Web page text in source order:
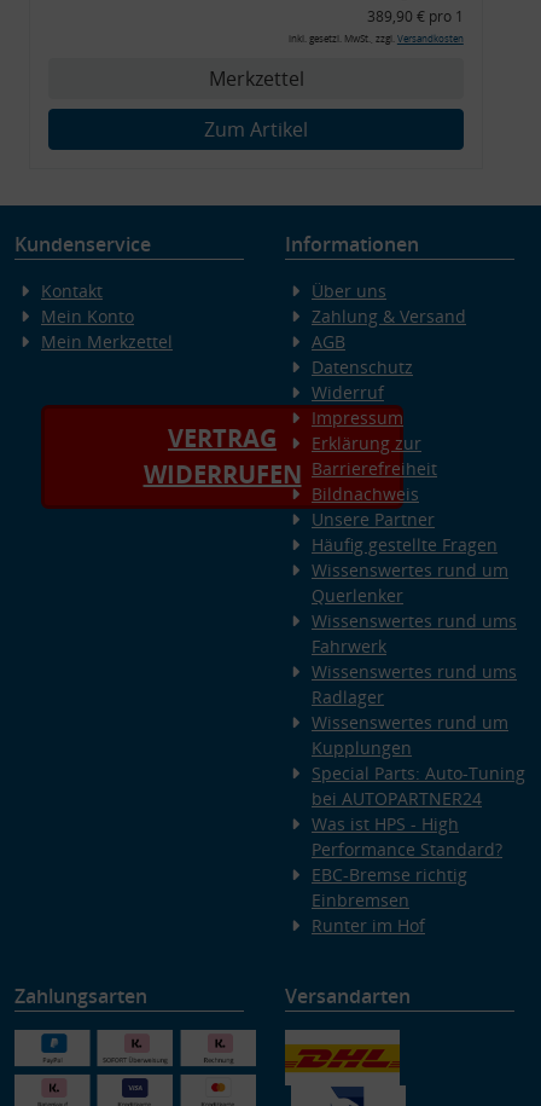
Montagewerkzeug)
389,90 € pro 1
inkl. gesetzl. MwSt., zzgl. Versandkosten
Merkzettel
Zum Artikel
Kundenservice
Kontakt
Mein Konto
Mein Merkzettel
VERTRAG
WIDERRUFEN
Informationen
Über uns
Zahlung & Versand
AGB
Datenschutz
Widerruf
Impressum
Erklärung zur
Barrierefreiheit
Bildnachweis
Unsere Partner
Häufig gestellte Fragen
Wissenswertes rund um
Querlenker
Wissenswertes rund ums
Fahrwerk
Wissenswertes rund ums
Radlager
Wissenswertes rund um
Kupplungen
Special Parts: Auto-Tuning
bei AUTOPARTNER24
Was ist HPS - High
Performance Standard?
EBC-Bremse richtig
Einbremsen
Runter im Hof
Zahlungsarten Versandarten